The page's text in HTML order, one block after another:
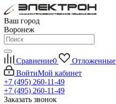
Ваш город
Воронеж
Сравнение0 Отложенные
ВойтиМой кабинет
+7 (495) 260-11-49
+7 (495) 260-11-49
Заказать звонок